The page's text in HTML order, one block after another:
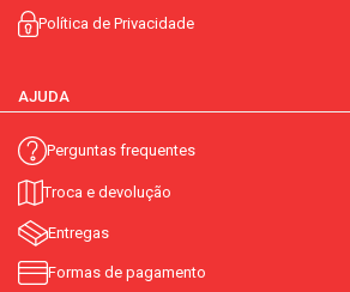
Política de Privacidade
AJUDA
Perguntas frequentes
Troca e devolução
Entregas
Formas de pagamento